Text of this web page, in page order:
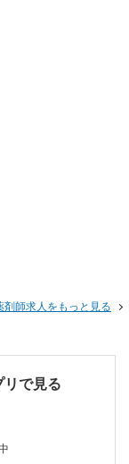
師求人をもっと見る
リで見る